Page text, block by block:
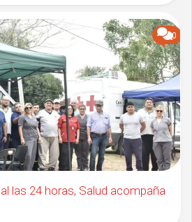
0
las 24 horas, Salud acompaña